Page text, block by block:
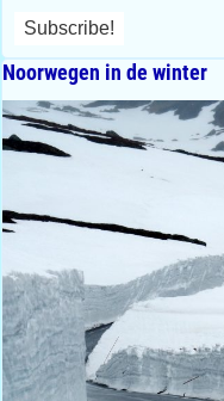
Noorwegen in de winter